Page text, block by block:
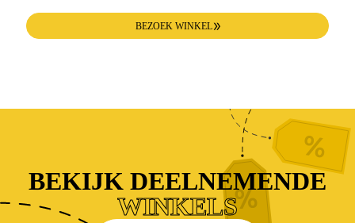
BEZOEK WINKEL
BEKIJK DEELNEMENDE
WINKELS